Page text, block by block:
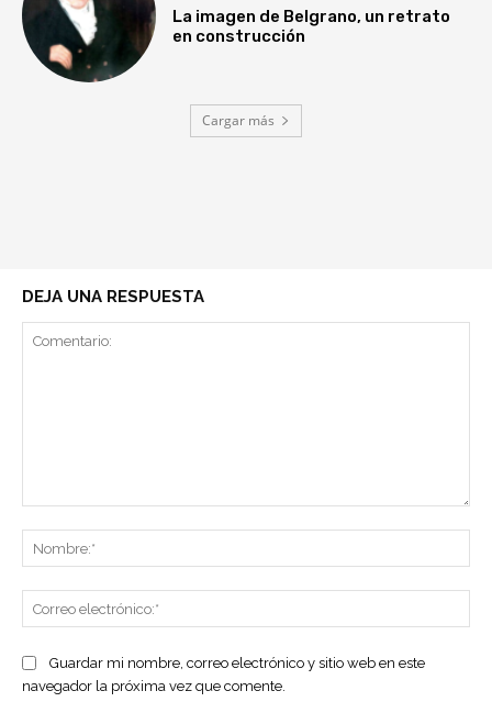
La imagen de Belgrano, un retrato
en construcción
Cargar más
DEJA UNA RESPUESTA
Guardar mi nombre, correo electrónico y sitio web en este
navegador la próxima vez que comente.